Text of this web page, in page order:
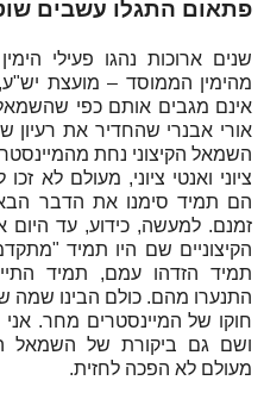
פתאום התגלו עשבים
שנים ארוכות נהגו פעילי
מהימין הממוסד – מועצת
אינם מגבים אותם כפי
אורי אבנרי שהחדיר את רעיון
השמאל הקיצוני נחת
ציוני ואנטי ציוני, מעולם לא
הם תמיד סימנו את הדבר
זמנם. למעשה, כידוע, עד היום
הקיצוניים שם היו תמיד
תמיד הזדהו עמם, תמיד
התנערו מהם. כולם הבינו שמה
חוקו של המיינסטרים מחר.
ושם גם ביקורת של השמאל
מעולם לא הפכה לחזית.